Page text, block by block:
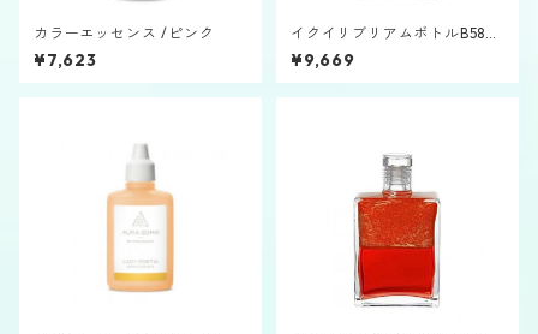
カラーエッセンス /ピンク
¥7,623
イクイリブリアムボトルB58
「オリオン＆アンジェリカ」
¥9,669